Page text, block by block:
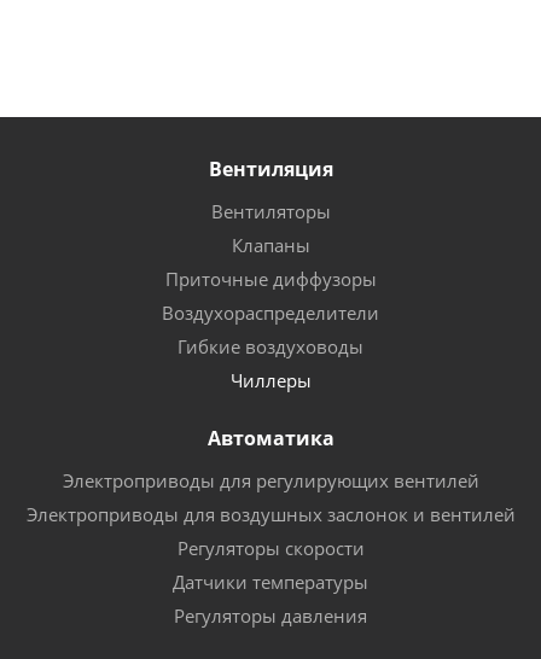
Вентиляция
Вентиляторы
Клапаны
Приточные диффузоры
Воздухораспределители
Гибкие воздуховоды
Чиллеры
Автоматика
Электроприводы для регулирующих вентилей
Электроприводы для воздушных заслонок и вентилей
Регуляторы скорости
Датчики температуры
Регуляторы давления